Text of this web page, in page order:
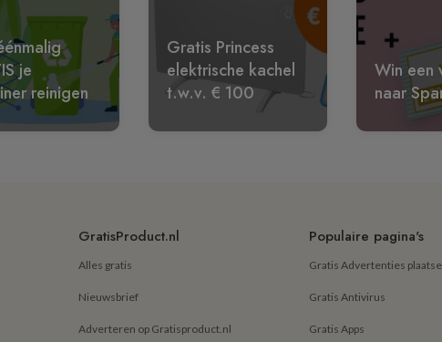
je
reinigen
Gratis Princess
elektrische kachel
t.w.v. € 100
Win een
naar
GratisProduct.nl
Alles gratis
Nieuwsbrief
Adverteren op Gratisproduct.nl
Populaire pagina's
Gratis Advertenties
Gratis Antivirus
Gratis Apps